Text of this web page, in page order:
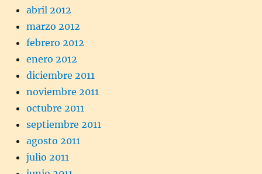
abril 2012
marzo 2012
febrero 2012
enero 2012
diciembre 2011
noviembre 2011
octubre 2011
septiembre 2011
agosto 2011
julio 2011